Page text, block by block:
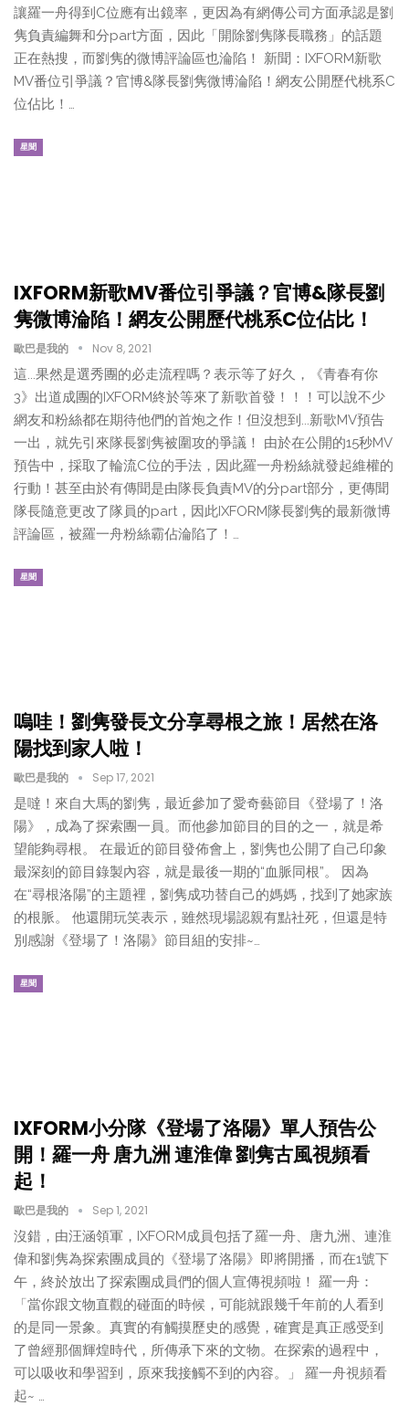
讓羅一舟得到C位應有出鏡率，更因為有網傳公司方面承認是劉
隽負責編舞和分part方面，因此「開除劉隽隊長職務」的話題
正在熱搜，而劉隽的微博評論區也淪陷！ 新聞：IXFORM新歌
MV番位引爭議？官博&隊長劉隽微博淪陷！網友公開歷代桃系C
位佔比！…
星聞
IXFORM新歌MV番位引爭議？官博&隊長劉
隽微博淪陷！網友公開歷代桃系C位佔比！
歐巴是我的 Nov 8, 2021
這...果然是選秀團的必走流程嗎？表示等了好久，《青春有你
3》出道成團的IXFORM終於等來了新歌首發！！！可以說不少
網友和粉絲都在期待他們的首炮之作！但沒想到...新歌MV預告
一出，就先引來隊長劉隽被圍攻的爭議！ 由於在公開的15秒MV
預告中，採取了輪流C位的手法，因此羅一舟粉絲就發起維權的
行動！甚至由於有傳聞是由隊長負責MV的分part部分，更傳聞
隊長隨意更改了隊員的part，因此IXFORM隊長劉隽的最新微博
評論區，被羅一舟粉絲霸佔淪陷了！…
星聞
嗚哇！劉隽發長文分享尋根之旅！居然在洛
陽找到家人啦！
歐巴是我的 Sep 17, 2021
是噠！來自大馬的劉隽，最近參加了愛奇藝節目《登場了！洛
陽》，成為了探索團一員。而他參加節目的目的之一，就是希
望能夠尋根。 在最近的節目發佈會上，劉隽也公開了自己印象
最深刻的節目錄製內容，就是最後一期的“血脈同根”。 因為
在“尋根洛陽”的主題裡，劉隽成功替自己的媽媽，找到了她家族
的根脈。 他還開玩笑表示，雖然現場認親有點社死，但還是特
別感謝《登場了！洛陽》節目組的安排~…
星聞
IXFORM小分隊《登場了洛陽》單人預告公
開！羅一舟 唐九洲 連淮偉 劉隽古風視頻看
起！
歐巴是我的 Sep 1, 2021
沒錯，由汪涵領軍，IXFORM成員包括了羅一舟、唐九洲、連淮
偉和劉隽為探索團成員的《登場了洛陽》即將開播，而在1號下
午，終於放出了探索團成員們的個人宣傳視頻啦！ 羅一舟：
「當你跟文物直觀的碰面的時候，可能就跟幾千年前的人看到
的是同一景象。真實的有觸摸歷史的感覺，確實是真正感受到
了曾經那個輝煌時代，所傳承下來的文物。在探索的過程中，
可以吸收和學習到，原來我接觸不到的內容。」 羅一舟視頻看
起~ …